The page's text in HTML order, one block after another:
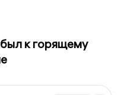
к горящему